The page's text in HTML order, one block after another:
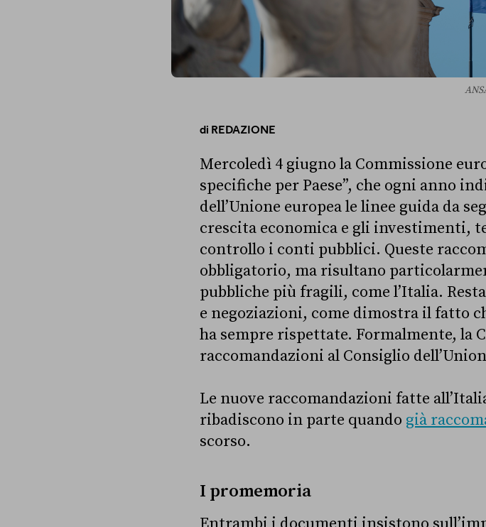
di REDAZIONE
Mercoledì 4 giugno la Commissione
specifiche per Paese”, che ogni anno
dell’Unione europea le linee guida da
crescita economica e gli investimenti,
controllo i conti pubblici. Queste
obbligatorio, ma risultano
pubbliche più fragili, come l’Italia.
e negoziazioni, come dimostra il fatto
ha sempre rispettate. Formalmente, la
raccomandazioni al Consiglio
Le nuove raccomandazioni fatte
ribadiscono in parte quando già
scorso.
I promemoria